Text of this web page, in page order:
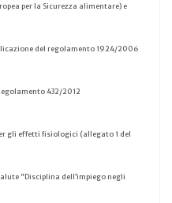
per la Sicurezza alimentare) e
del regolamento 1924/2006
432/2012
gli effetti fisiologici (allegato 1 del
“Disciplina dell’impiego negli